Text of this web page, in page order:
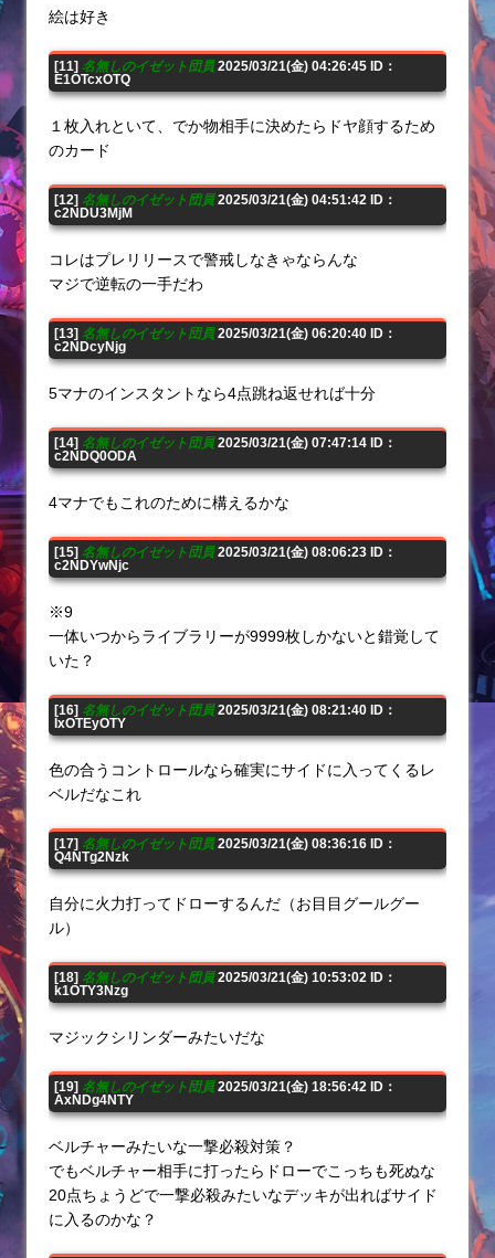
絵は好き
[11] 名無しのイゼット団員2025/03/21(金) 04:26:45 ID：
E1OTcxOTQ
１枚入れといて、でか物相手に決めたらドヤ顔するため
のカード
[12] 名無しのイゼット団員2025/03/21(金) 04:51:42 ID：
c2NDU3MjM
コレはプレリリースで警戒しなきゃならんな
マジで逆転の一手だわ
[13] 名無しのイゼット団員2025/03/21(金) 06:20:40 ID：
c2NDcyNjg
5マナのインスタントなら4点跳ね返せれば十分
[14] 名無しのイゼット団員2025/03/21(金) 07:47:14 ID：
c2NDQ0ODA
4マナでもこれのために構えるかな
[15] 名無しのイゼット団員2025/03/21(金) 08:06:23 ID：
c2NDYwNjc
※9
一体いつからライブラリーが9999枚しかないと錯覚して
いた？
[16] 名無しのイゼット団員2025/03/21(金) 08:21:40 ID：
IxOTEyOTY
色の合うコントロールなら確実にサイドに入ってくるレ
ベルだなこれ
[17] 名無しのイゼット団員2025/03/21(金) 08:36:16 ID：
Q4NTg2Nzk
自分に火力打ってドローするんだ（お目目グールグー
ル）
[18] 名無しのイゼット団員2025/03/21(金) 10:53:02 ID：
k1OTY3Nzg
マジックシリンダーみたいだな
[19] 名無しのイゼット団員2025/03/21(金) 18:56:42 ID：
AxNDg4NTY
ベルチャーみたいな一撃必殺対策？
でもベルチャー相手に打ったらドローでこっちも死ぬな
20点ちょうどで一撃必殺みたいなデッキが出ればサイド
に入るのかな？